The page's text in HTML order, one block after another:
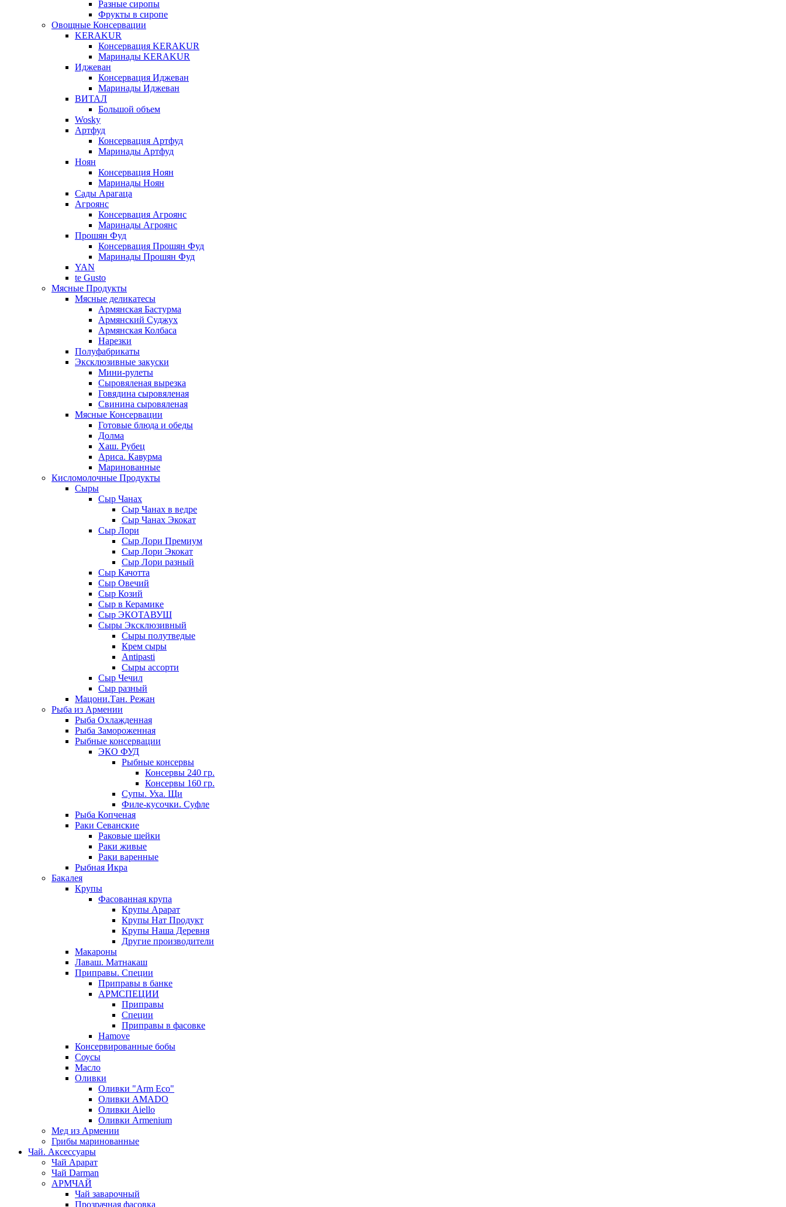
Разные сиропы
Фрукты в сиропе
Овощные Консервации
KERAKUR
Консервация KERAKUR
Маринады KERAKUR
Иджеван
Консервация Иджеван
Маринады Иджеван
ВИТАЛ
Большой объем
Wosky
Артфуд
Консервация Артфуд
Маринады Артфуд
Ноян
Консервация Ноян
Маринады Ноян
Сады Арагаца
Агроянс
Консервация Агроянс
Маринады Агроянс
Прошян Фуд
Консервация Прошян Фуд
Маринады Прошян Фуд
YAN
te Gusto
Мясные Продукты
Мясные деликатесы
Армянская Бастурма
Армянский Суджух
Армянская Колбаса
Нарезки
Полуфабрикаты
Эксклюзивные закуски
Мини-рулеты
Сыровяленая вырезка
Говядина сыровяленая
Свинина сыровяленая
Мясные Консервации
Готовые блюда и обеды
Долма
Хаш. Рубец
Ариса. Кавурма
Маринованные
Кисломолочные Продукты
Сыры
Сыр Чанах
Сыр Чанах в ведре
Сыр Чанах Экокат
Сыр Лори
Сыр Лори Премиум
Сыр Лори Экокат
Сыр Лори разный
Сыр Качотта
Сыр Овечий
Сыр Козий
Сыр в Керамике
Сыр ЭКОТАВУШ
Сыры Эксклюзивный
Сыры полутведые
Крем сыры
Antipasti
Сыры ассорти
Сыр Чечил
Сыр разный
Мацони.Тан. Режан
Рыба из Армении
Рыба Охлажденная
Рыба Замороженная
Рыбные консервации
ЭКО ФУД
Рыбные консервы
Консервы 240 гр.
Консервы 160 гр.
Супы. Уха. Щи
Филе-кусочки. Суфле
Рыба Копченая
Раки Севанские
Раковые шейки
Раки живые
Раки варенные
Рыбная Икра
Бакалея
Крупы
Фасованная крупа
Крупы Арарат
Крупы Нат Продукт
Крупы Наша Деревня
Другие производители
Макароны
Лаваш. Матнакаш
Приправы. Специи
Приправы в банке
АРМСПЕЦИИ
Приправы
Специи
Приправы в фасовке
Hamove
Консервированные бобы
Соусы
Масло
Оливки
Оливки "Arm Eco"
Оливки AMADO
Оливки Aiello
Оливки Armenium
Мед из Армении
Грибы маринованные
Чай. Аксессуары
Чай Арарат
Чай Darman
АРМЧАЙ
Чай заварочный
Прозрачная фасовка